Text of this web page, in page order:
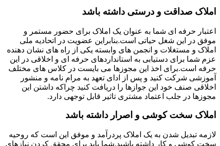
املاک صداقت و درستی داشته باشد
اعتبار حرفه ای شما به عنوان یک املاک برای حضور مستمر و
موفق در این شغل حیاتی است.بنابراین عضویت در اتحادیه ملی
املاک و مستغلات و انجمن های وابسته یکی از راه های نشان دهنده
عزم شما برای دستیابی به استانداردهای حرفه ای و اخلاقی در این
حرفه است.برای اخذ این مجوزها می بایست در کلاس های مختلف
آموزشی شرکت کنید و پس از ادای تعهد به مرام نامه و منشور
اخلاقی صنف خود این جوازها را دریافت کنید چراکه داشتن این
مجوزها در جلب اعتماد مشتری تاثیر قابل توجهی دارد.
املاک سخت کوشی و اصرار داشته باشد
لازمه تبدیل شدن به یک املاک پردرآمد و موفق این است که روحیه
سخت کوشی و کار داشته باشید.شما باید برای محقق کردن نیازهای